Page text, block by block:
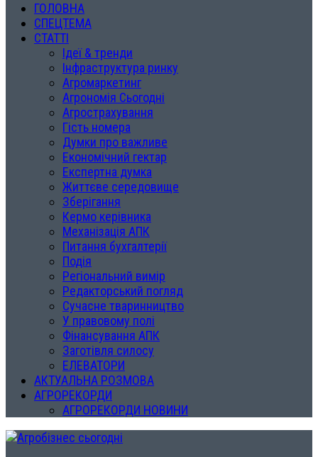
ГОЛОВНА
СПЕЦТЕМА
СТАТТІ
Ідеї & тренди
Інфраструктура ринку
Агромаркетинг
Агрономія Сьогодні
Агрострахування
Гість номера
Думки про важливе
Економічний гектар
Експертна думка
Життєве середовище
Зберігання
Кермо керівника
Механізація АПК
Питання бухгалтерії
Подія
Регіональний вимір
Редакторський погляд
Сучасне тваринництво
У правовому полі
Фінансування АПК
Заготівля силосу
ЕЛЕВАТОРИ
АКТУАЛЬНА РОЗМОВА
АГРОРЕКОРДИ
АГРОРЕКОРДИ НОВИНИ